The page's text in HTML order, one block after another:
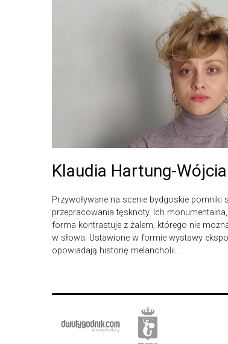
Klaudia Hartung-
Przywoływane na scenie bydgoskie pomniki
przepracowania tęsknoty. Ich
forma kontrastuje z żalem, którego nie
w słowa. Ustawione w formie wystawy
opowiadają historię melancholii...